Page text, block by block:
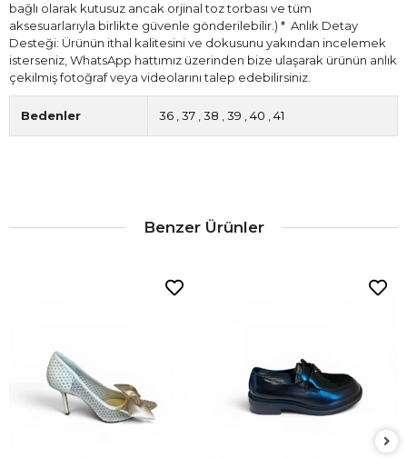
bağlı olarak kutusuz ancak orjinal toz torbası ve tüm
aksesuarlarıyla birlikte güvenle gönderilebilir.) * ⁠ Anlık Detay
Desteği: Ürünün ithal kalitesini ve dokusunu yakından incelemek
isterseniz, WhatsApp hattımız üzerinden bize ulaşarak ürünün anlık
çekilmiş fotoğraf veya videolarını talep edebilirsiniz.
Bedenler 36 37 38 39 40 41
Benzer Ürünler